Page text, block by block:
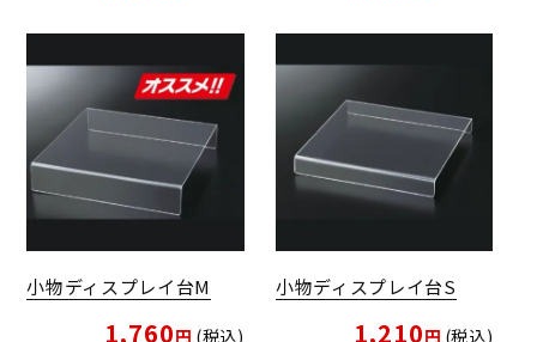
小物ディスプレイ台M
1,760 税込
小物ディスプレイ台S
1,210 税込